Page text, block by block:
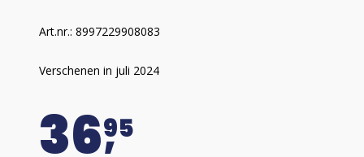
Art.nr.: 8997229908083
Verschenen in juli 2024
3695